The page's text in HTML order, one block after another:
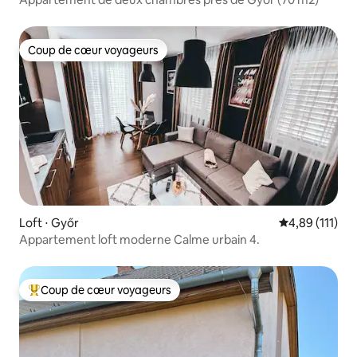
Coup de cœur voyageurs
Coup de cœur voyageurs
Loft ⋅ Győr Évaluation
4,89 (111)
Appartement loft moderne Calme urbain 4.
Coups de cœur voyageurs les plus appréciés
Coup de cœur voyageurs